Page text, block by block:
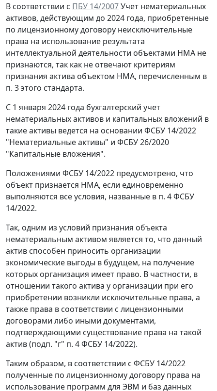
В соответствии с ПБУ 14/2007Учет нематериальных
активов, действующим до 2024 года, приобретенные
по лицензионному договору неисключительные
права на использование результата
интеллектуальной деятельности объектами НМА не
признаются, так как не отвечают критериям
признания актива объектом НМА, перечисленным в
п. 3 этого стандарта.
С 1 января 2024 года бухгалтерский учет
нематериальных активов и капитальных вложений в
такие активы ведется на основании ФСБУ 14/2022
"Нематериальные активы" и ФСБУ 26/2020
"Капитальные вложения".
Положениями ФСБУ 14/2022 предусмотрено, что
объект признается НМА, если единовременно
выполняются все условия, названные в п. 4 ФСБУ
14/2022.
Так, одним из условий признания объекта
нематериальным активом является то, что данный
актив способен приносить организации
экономические выгоды в будущем, на получение
которых организация имеет право. В частности, в
отношении такого актива у организации при его
приобретении возникли исключительные права, а
также права в соответствии с лицензионными
договорами либо иными документами,
подтверждающими существование права на такой
актив (подп. "г" п. 4 ФСБУ 14/2022).
Таким образом, в соответствии с ФСБУ 14/2022
полученные по лицензионному договору права на
использование программ для ЭВМ и баз данных